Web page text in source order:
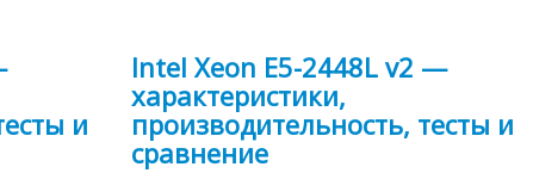
и
Intel Xeon E5-2448L v2 —
характеристики,
производительность, тесты и
сравнение